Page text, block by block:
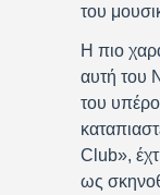
του
Η πιο
αυτή του
του
Club»,
ως